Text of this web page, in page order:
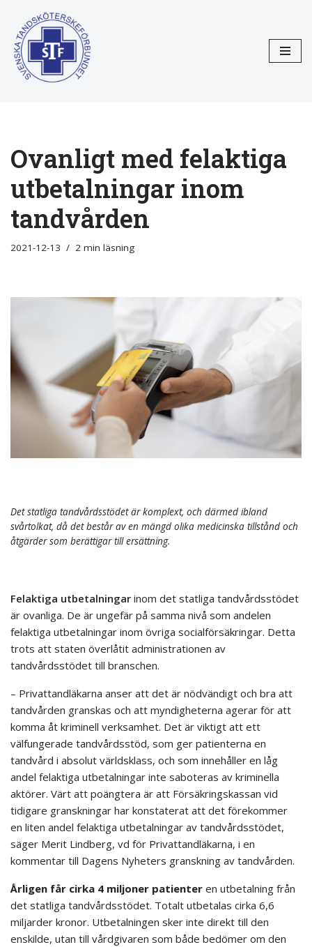
Hoppa
till
innehåll
Ovanligt med felaktiga
utbetalningar inom
tandvården
2021-12-13 2 min läsning
Det statliga tandvårdsstödet är komplext, och därmed ibland
svårtolkat, då det består av en mängd olika medicinska tillstånd och
åtgärder som berättigar till ersättning.
Felaktiga utbetalningar inom det statliga tandvårdsstödet
är ovanliga. De är ungefär på samma nivå som andelen
felaktiga utbetalningar inom övriga socialförsäkringar. Detta
trots att staten överlåtit administrationen av
tandvårdsstödet till branschen.
– Privattandläkarna anser att det är nödvändigt och bra att
tandvården granskas och att myndigheterna agerar för att
komma åt kriminell verksamhet. Det är viktigt att ett
välfungerade tandvårdsstöd, som ger patienterna en
tandvård i absolut världsklass, och som innehåller en låg
andel felaktiga utbetalningar inte saboteras av kriminella
aktörer. Värt att poängtera är att Försäkringskassan vid
tidigare granskningar har konstaterat att det förekommer
en liten andel felaktiga utbetalningar av tandvårdsstödet,
säger Merit Lindberg, vd för Privattandläkarna, i en
kommentar till Dagens Nyheters granskning av tandvården.
Årligen får cirka 4 miljoner patienter en utbetalning från
det statliga tandvårdsstödet. Totalt utbetalas cirka 6,6
miljarder kronor. Utbetalningen sker inte direkt till den
enskilde, utan till vårdgivaren som både bedömer om den